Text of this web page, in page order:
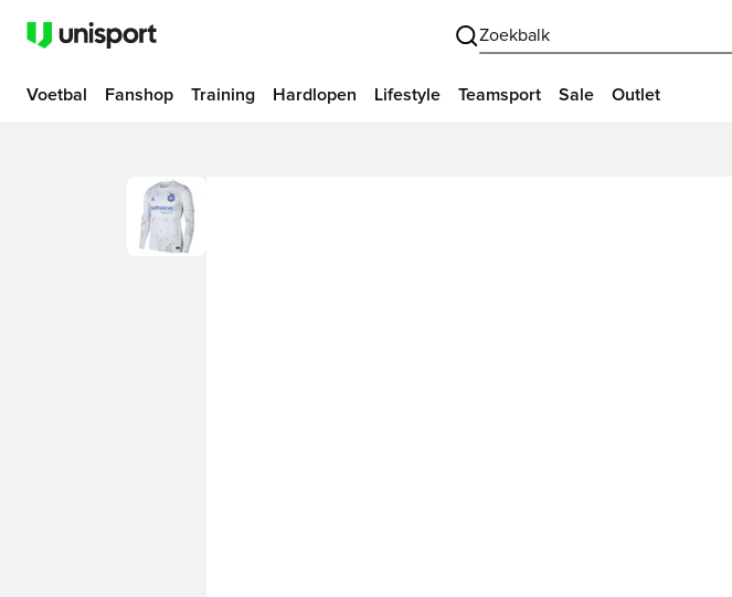
Zoekbalk
Voetbal Fanshop Training Hardlopen Lifestyle Teamsport Sale Outlet